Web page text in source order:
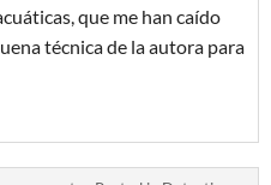
que me han caído
técnica de la autora para